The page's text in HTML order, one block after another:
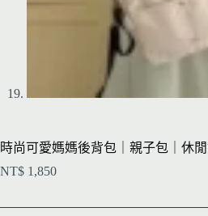
時尚可愛媽媽後背包｜親子包｜休
NT$ 1,850